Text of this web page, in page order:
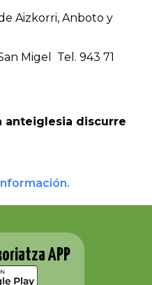
Aizkorri, Anboto y
Migel Tel. 943 71
anteiglesia discurre
APP